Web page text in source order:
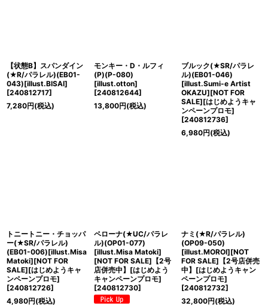
【状態B】スパンダイン
(★R/パラレル)(EB01-
043)[illust.BISAI]
[240812717]
7,280円(税込)
モンキー・D・ルフィ
(P)(P-080)
[illust.otton]
[240812644]
13,800円(税込)
ブルック(★SR/パラレ
ル)(EB01-046)
[illust.Sumi-e Artist
OKAZU][NOT FOR
SALE][はじめようキャ
ンペーンプロモ]
[240812736]
6,980円(税込)
トニートニー・チョッパ
ー(★SR/パラレル)
(EB01-006)[illust.Misa
Matoki][NOT FOR
SALE][はじめようキャ
ンペーンプロモ]
[240812726]
4,980円(税込)
ペローナ(★UC/パラレ
ル)(OP01-077)
[illust.Misa Matoki]
[NOT FOR SALE]【2号
店併売中】[はじめよう
キャンペーンプロモ]
[240812730]
ナミ(★R/パラレル)
(OP09-050)
[illust.MOROI][NOT
FOR SALE]【2号店併売
中】[はじめようキャン
ペーンプロモ]
[240812732]
32,800円(税込)